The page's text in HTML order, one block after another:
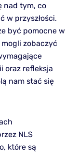
nad tym, co
w przyszłości.
być pomocne w
zobaczyć
oraz refleksja
nam stać się
NLS
które są